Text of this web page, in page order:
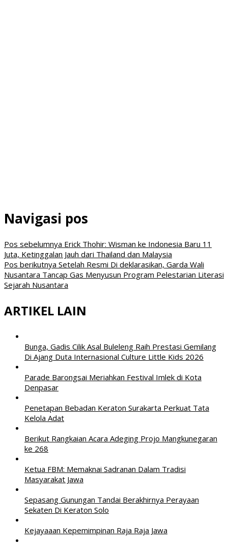
Navigasi pos
Pos sebelumnya Erick Thohir: Wisman ke Indonesia Baru 11
Juta, Ketinggalan Jauh dari Thailand dan Malaysia
Pos berikutnya Setelah Resmi Di deklarasikan, Garda Wali
Nusantara Tancap Gas Menyusun Program Pelestarian Literasi
Sejarah Nusantara
ARTIKEL LAIN
Bunga, Gadis Cilik Asal Buleleng Raih Prestasi Gemilang
Di Ajang Duta Internasional Culture Little Kids 2026
Parade Barongsai Meriahkan Festival Imlek di Kota
Denpasar
Penetapan Bebadan Keraton Surakarta Perkuat Tata
Kelola Adat
Berikut Rangkaian Acara Adeging Projo Mangkunegaran
ke 268
Ketua FBM: Memaknai Sadranan Dalam Tradisi
Masyarakat Jawa
Sepasang Gunungan Tandai Berakhirnya Perayaan
Sekaten Di Keraton Solo
Kejayaaan Kepemimpinan Raja Raja Jawa